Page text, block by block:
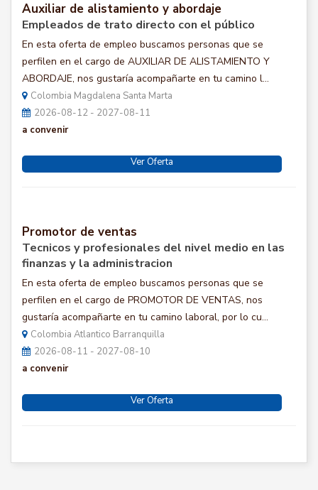
Auxiliar de alistamiento y abordaje
Empleados de trato directo con el público
En esta oferta de empleo buscamos personas que se
perfilen en el cargo de AUXILIAR DE ALISTAMIENTO Y
ABORDAJE, nos gustaría acompañarte en tu camino l...
Colombia Magdalena Santa Marta
2026-08-12 - 2027-08-11
a convenir
Ver Oferta
Promotor de ventas
Tecnicos y profesionales del nivel medio en las
finanzas y la administracion
En esta oferta de empleo buscamos personas que se
perfilen en el cargo de PROMOTOR DE VENTAS, nos
gustaría acompañarte en tu camino laboral, por lo cu...
Colombia Atlantico Barranquilla
2026-08-11 - 2027-08-10
a convenir
Ver Oferta